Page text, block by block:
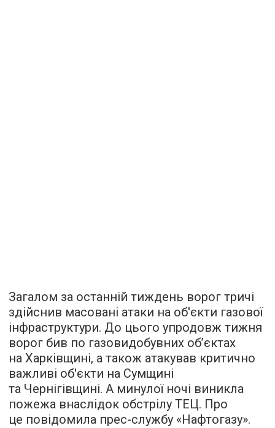
Загалом за останній тиждень ворог тричі
здійснив масовані атаки на об'єкти газової
інфраструктури. До цього упродовж тижня
ворог бив по газовидобувних обʼєктах
на Харківщині, а також атакував критично
важливі об'єкти на Сумщині
та Чернігівщині. А минулої ночі виникла
пожежа внаслідок обстрілу ТЕЦ. Про
це повідомила прес-службу «Нафтогазу».